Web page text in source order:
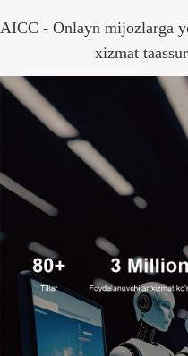
AICC - Onlayn mijozlarga
xizmat